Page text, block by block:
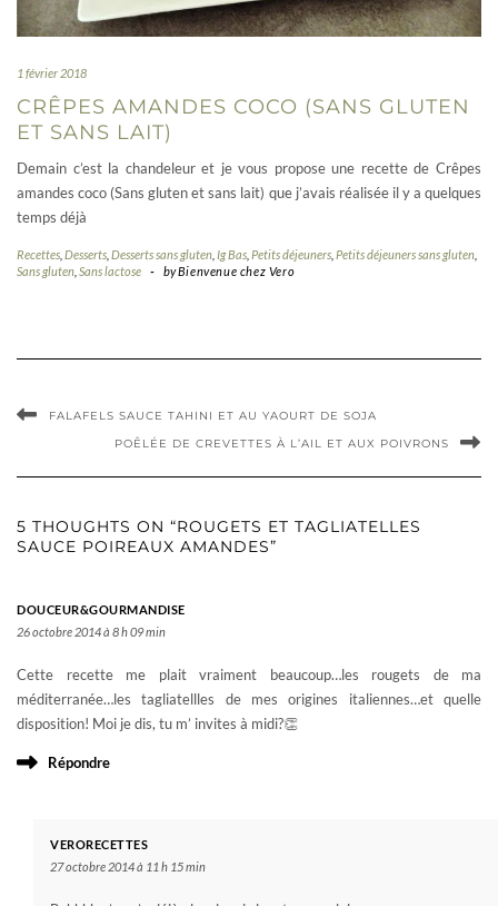
1 février 2018
CRÊPES AMANDES COCO (SANS GLUTEN
ET SANS LAIT)
Demain c’est la chandeleur et je vous propose une recette de Crêpes
amandes coco (Sans gluten et sans lait) que j’avais réalisée il y a quelques
temps déjà
Recettes Desserts Desserts sans gluten Ig Bas Petits déjeuners Petits déjeuners sans gluten
Sans gluten Sans lactose - byBienvenue chez Vero
FALAFELS SAUCE TAHINI ET AU YAOURT DE SOJA
POÊLÉE DE CREVETTES À L’AIL ET AUX POIVRONS
5 THOUGHTS ON “ROUGETS ET TAGLIATELLES
SAUCE POIREAUX AMANDES”
DOUCEUR&GOURMANDISE
26 octobre 2014 à 8 h 09 min
Cette recette me plait vraiment beaucoup…les rougets de ma
méditerranée…les tagliatellles de mes origines italiennes…et quelle
disposition! Moi je dis, tu m’ invites à midi?👏
Répondre
VERORECETTES
27 octobre 2014 à 11 h 15 min